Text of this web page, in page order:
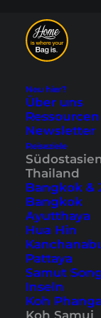
Neu hier?
Über uns
Newsletter
Reiseziele
Thailand
Bangkok &
Bangkok
Ayutthaya
Hua Hin
Pattaya
Samut
Inseln
Koh
Koh Samui
Koh
die
13. November